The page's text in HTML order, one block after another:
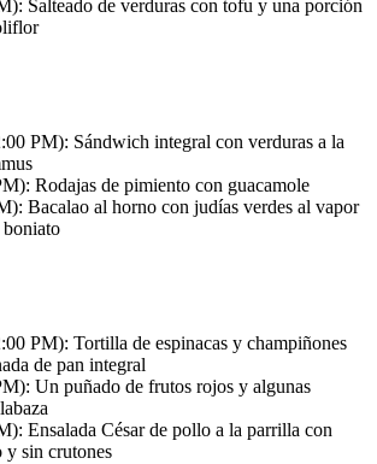
Salteado de verduras con tofu y una porción
PM): Sándwich integral con verduras a la
Rodajas de pimiento con guacamole
Bacalao al horno con judías verdes al vapor
PM): Tortilla de espinacas y champiñones
de pan integral
Un puñado de frutos rojos y algunas
Ensalada César de pollo a la parrilla con
y sin crutones